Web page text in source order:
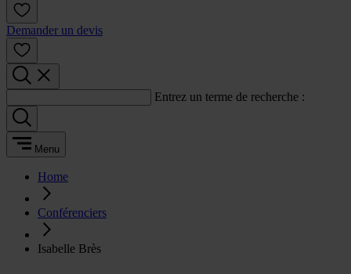
Demander un devis
Entrez un terme de recherche :
Menu
Home
Conférenciers
Isabelle Brès